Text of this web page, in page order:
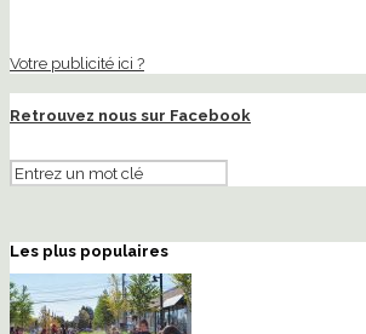
Votre publicité ici ?
Retrouvez nous sur Facebook
Les plus populaires